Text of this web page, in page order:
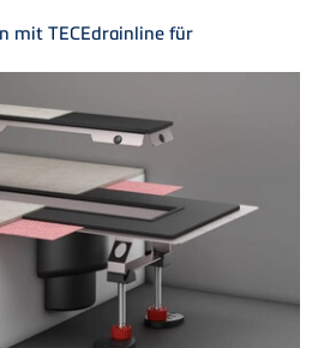
mit TECEdrainline für